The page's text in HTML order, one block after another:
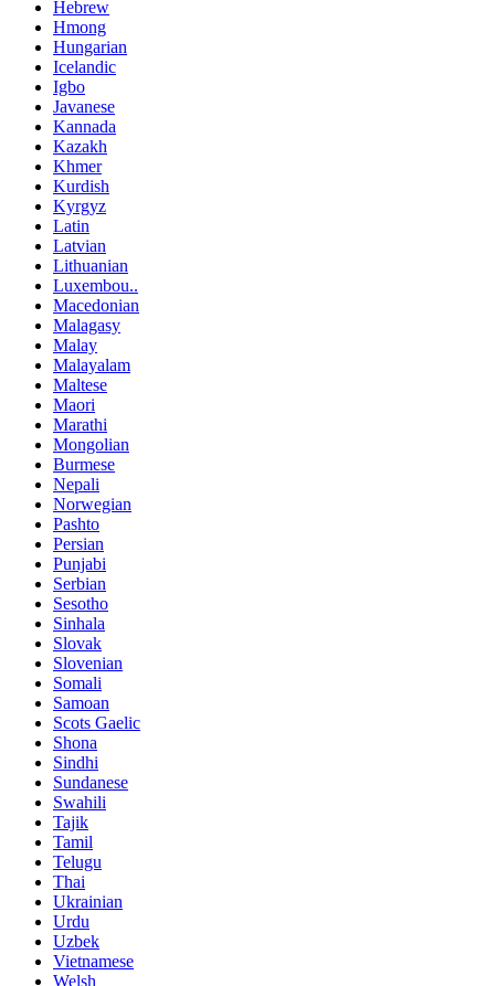
Hebrew
Hmong
Hungarian
Icelandic
Igbo
Javanese
Kannada
Kazakh
Khmer
Kurdish
Kyrgyz
Latin
Latvian
Lithuanian
Luxembou..
Macedonian
Malagasy
Malay
Malayalam
Maltese
Maori
Marathi
Mongolian
Burmese
Nepali
Norwegian
Pashto
Persian
Punjabi
Serbian
Sesotho
Sinhala
Slovak
Slovenian
Somali
Samoan
Scots Gaelic
Shona
Sindhi
Sundanese
Swahili
Tajik
Tamil
Telugu
Thai
Ukrainian
Urdu
Uzbek
Vietnamese
Welsh